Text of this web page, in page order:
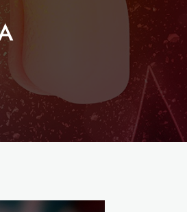
Revisões, Recomendações e
50 anos Sociedade Portuguesa
Tuberculose